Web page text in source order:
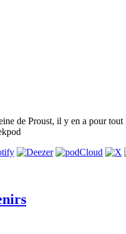
de Proust, il y en a pour